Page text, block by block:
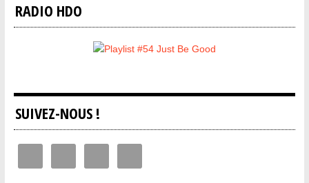
RADIO HDO
SUIVEZ-NOUS !